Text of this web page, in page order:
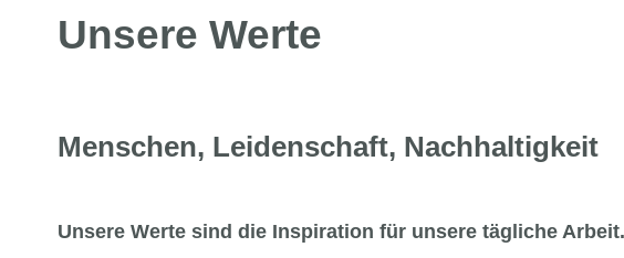
Unsere Werte
Menschen, Leidenschaft, Nachhaltigkeit
Unsere Werte sind die Inspiration für unsere tägliche Arbeit.